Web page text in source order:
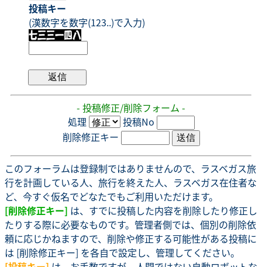
投稿キー
(漢数字を数字(123..)で入力)
- 投稿修正/削除フォーム -
処理
投稿No
削除修正キー
このフォーラムは登録制ではありませんので、ラスベガス旅
行を計画している人、旅行を終えた人、ラスベガス在住者な
ど、今すぐ仮名でどなたでもご利用いただけます。
[削除修正キー] は、すでに投稿した内容を削除したり修正し
たりする際に必要なものです。管理者側では、個別の削除依
頼に応じかねますので、削除や修正する可能性がある投稿に
は [削除修正キー] を各自で設定し、管理してください。